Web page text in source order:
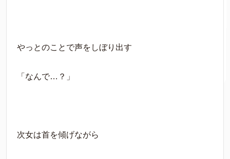
やっとのことで声をしぼり出す
「なんで…？」
次女は首を傾げながら